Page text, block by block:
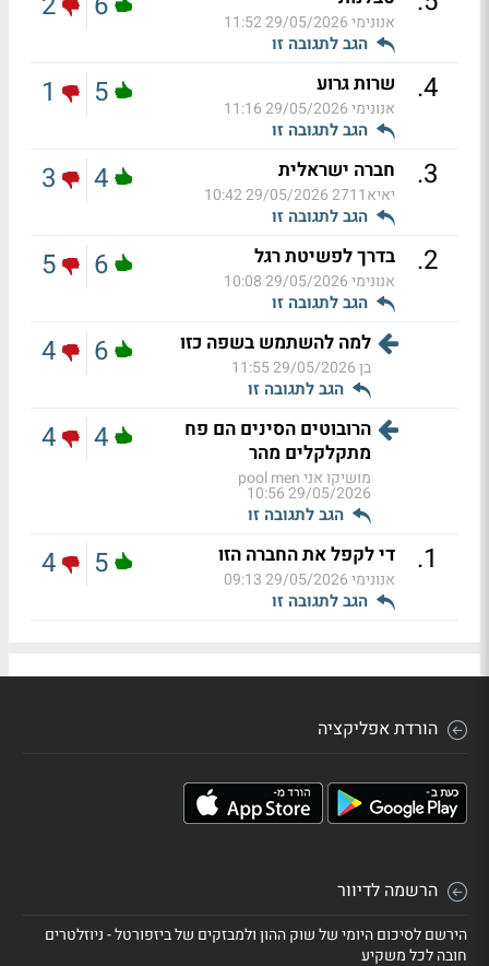
אנונימי29/05/2026 11:52
הגב לתגובה זו
4
. שרות גרוע
אנונימי29/05/2026 11:16
הגב לתגובה זו
5
1
3
. חברה ישראלית
יאיא2711 29/05/2026 10:42
הגב לתגובה זו
4
3
2
. בדרך לפשיטת רגל
אנונימי29/05/2026 10:08
הגב לתגובה זו
6
5
למה להשתמש בשפה כזו
בן29/05/2026 11:55
הגב לתגובה זו
6
4
הרובוטים הסינים הם פח
מתקלקלים מהר
מושיקו אני pool men
29/05/2026 10:56
הגב לתגובה זו
4
4
1
. די לקפל את החברה הזו
אנונימי29/05/2026 09:13
הגב לתגובה זו
5
4
הורדת אפליקציה
הרשמה לדיוור
הירשם לסיכום היומי של שוק ההון ולמבזקים של ביזפורטל - ניוזלטרים
חובה לכל משקיע